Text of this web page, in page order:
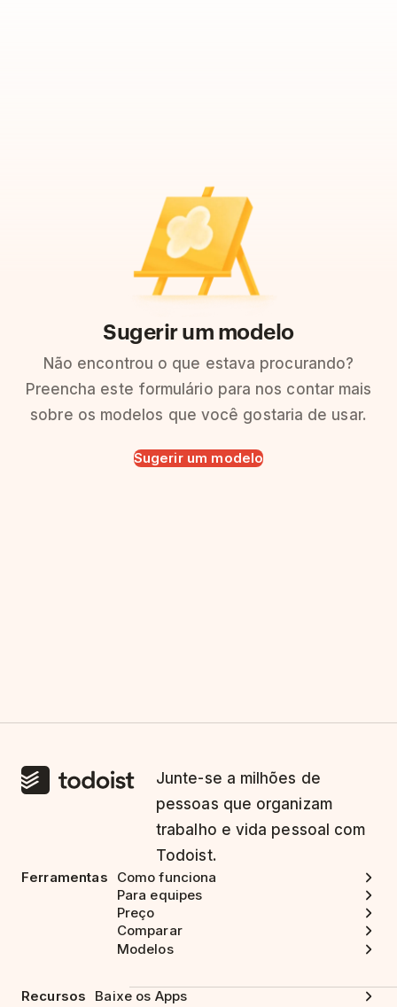
Sugerir um modelo
Não encontrou o que estava procurando?
Preencha este formulário para nos contar mais
sobre os modelos que você gostaria de usar.
Sugerir um modelo
Junte-se a milhões de
pessoas que organizam
trabalho e vida pessoal com
Todoist.
Ferramentas
Como funciona
Para equipes
Preço
Comparar
Modelos
Recursos
Baixe os Apps